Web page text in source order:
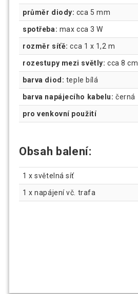
průměr diody: cca 5 mm
spotřeba: max cca 3 W
rozměr síťě: cca 1 x 1,2 m
rozestupy mezi světly: cca 8 cm
barva diod: teple bílá
barva napájecího kabelu: černá
pro venkovní použití
Obsah balení:
1 x světelná síť
1 x napájení vč. trafa